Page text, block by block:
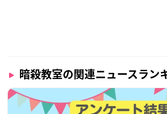
暗殺教室の関連ニュースラン